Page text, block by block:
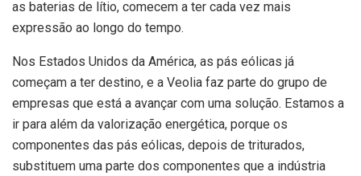
as baterias de lítio, comecem a ter cada vez mais
expressão ao longo do tempo.
Nos Estados Unidos da América, as pás eólicas já
começam a ter destino, e a Veolia faz parte do grupo de
empresas que está a avançar com uma solução. Estamos a
ir para além da valorização energética, porque os
componentes das pás eólicas, depois de triturados,
substituem uma parte dos componentes que a indústria